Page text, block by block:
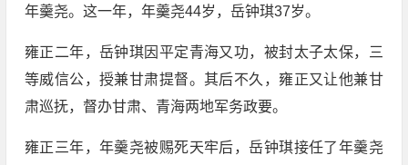
年羹尧。这一年，年羹尧44岁，岳钟琪37岁。
雍正二年，岳钟琪因平定青海又功，被封太子太保，三
等威信公，授兼甘肃提督。其后不久，雍正又让他兼甘
肃巡抚，督办甘肃、青海两地军务政要。
雍正三年，年羹尧被赐死天牢后，岳钟琪接任了年羹尧